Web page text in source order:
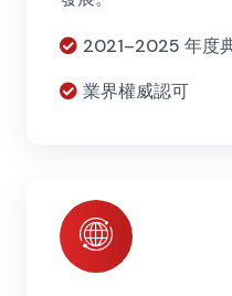
2021–2025 年度
業界權威認可